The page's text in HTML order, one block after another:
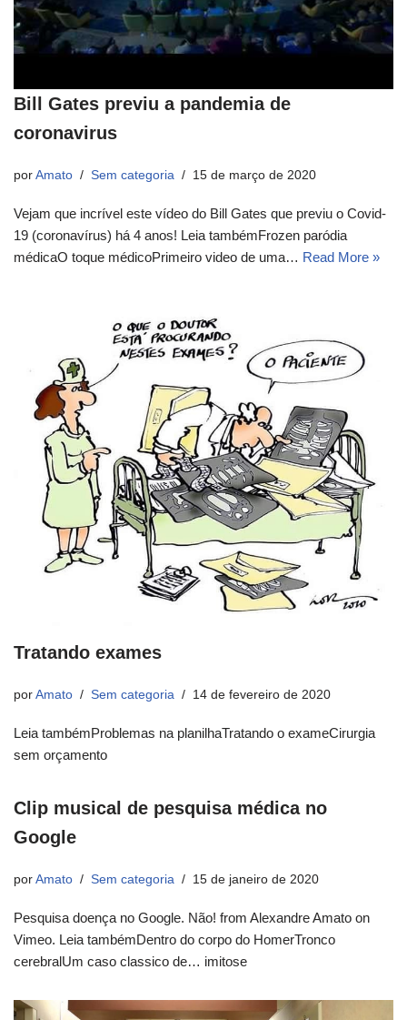
Bill Gates previu a pandemia de
coronavirus
por Amato Sem categoria 15 de março de 2020
Vejam que incrível este vídeo do Bill Gates que previu o Covid-
19 (coronavírus) há 4 anos! Leia tambémFrozen paródia
médicaO toque médicoPrimeiro video de uma… Read More »
Tratando exames
por Amato Sem categoria 14 de fevereiro de 2020
Leia tambémProblemas na planilhaTratando o exameCirurgia
sem orçamento
Clip musical de pesquisa médica no
Google
por Amato Sem categoria 15 de janeiro de 2020
Pesquisa doença no Google. Não! from Alexandre Amato on
Vimeo. Leia tambémDentro do corpo do HomerTronco
cerebralUm caso classico de… imitose